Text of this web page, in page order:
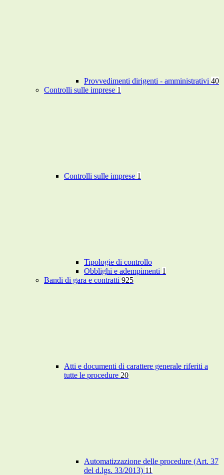
Provvedimenti dirigenti - amministrativi 40
Controlli sulle imprese 1
Controlli sulle imprese 1
Tipologie di controllo
Obblighi e adempimenti 1
Bandi di gara e contratti 925
Atti e documenti di carattere generale riferiti a
tutte le procedure 20
Automatizzazione delle procedure (Art. 37
del d.lgs. 33/2013) 11